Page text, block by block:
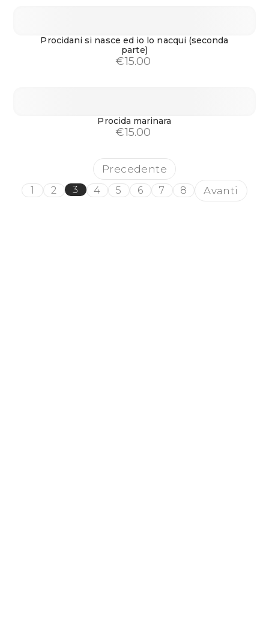
€20.00.€15.00.
Procidani si nasce ed io lo nacqui (seconda
parte)
€15.00
Procida marinara
€15.00
Precedente
1 2 3 4 5 6 7 8 Avanti